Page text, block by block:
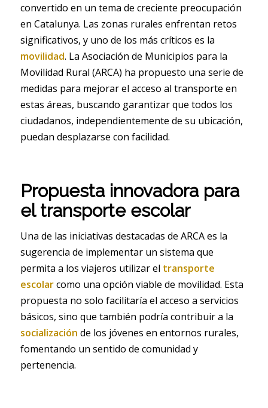
convertido en un tema de creciente preocupación
en Catalunya. Las zonas rurales enfrentan retos
significativos, y uno de los más críticos es la
movilidad. La Asociación de Municipios para la
Movilidad Rural (ARCA) ha propuesto una serie de
medidas para mejorar el acceso al transporte en
estas áreas, buscando garantizar que todos los
ciudadanos, independientemente de su ubicación,
puedan desplazarse con facilidad.
Propuesta innovadora para
el transporte escolar
Una de las iniciativas destacadas de ARCA es la
sugerencia de implementar un sistema que
permita a los viajeros utilizar el transporte
escolarcomo una opción viable de movilidad. Esta
propuesta no solo facilitaría el acceso a servicios
básicos, sino que también podría contribuir a la
socialización de los jóvenes en entornos rurales,
fomentando un sentido de comunidad y
pertenencia.